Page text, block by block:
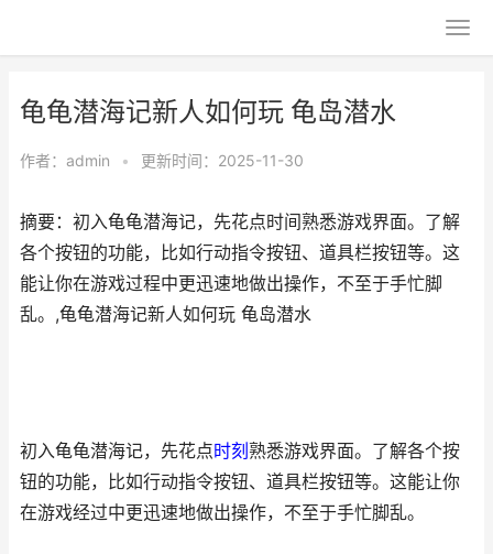
龟龟潜海记新人如何玩 龟岛潜水
作者： admin • 更新时间：2025-11-30
摘要：初入龟龟潜海记，先花点时间熟悉游戏界面。了解
各个按钮的功能，比如行动指令按钮、道具栏按钮等。这
能让你在游戏过程中更迅速地做出操作，不至于手忙脚
乱。,龟龟潜海记新人如何玩 龟岛潜水
初入龟龟潜海记，先花点时刻 熟悉游戏界面。了解各个按
钮的功能，比如行动指令按钮、道具栏按钮等。这能让你
在游戏经过中更迅速地做出操作，不至于手忙脚乱。